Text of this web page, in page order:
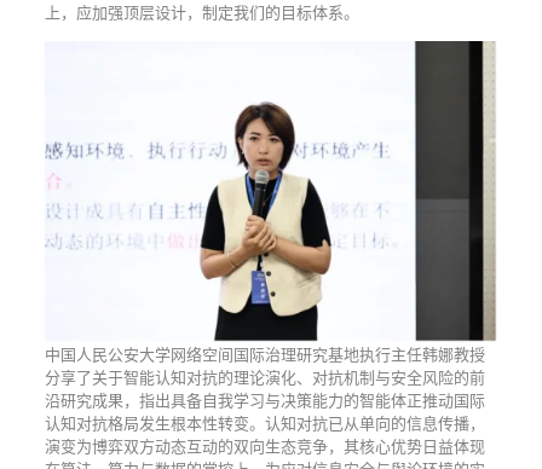
上，应加强顶层设计，制定我们的目标体系。
中国人民公安大学网络空间国际治理研究基地执行主任韩娜教授
分享了关于智能认知对抗的理论演化、对抗机制与安全风险的前
沿研究成果，指出具备自我学习与决策能力的智能体正推动国际
认知对抗格局发生根本性转变。认知对抗已从单向的信息传播，
演变为博弈双方动态互动的双向生态竞争，其核心优势日益体现